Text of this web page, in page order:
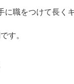
に職をつけて長く
す。